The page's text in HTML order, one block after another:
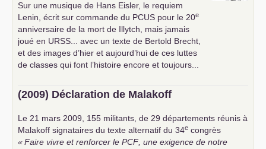
Sur une musique de Hans Eisler, le requiem
Lenin, écrit sur commande du PCUS pour le 20e
anniversaire de la mort de Illytch, mais jamais
joué en URSS ... avec un texte de Bertold Brecht,
et des images d’hier et aujourd’hui de ces luttes
de classes qui font l’histoire encore et toujours...
(2009) Déclaration de Malakoff
Le 21 mars 2009, 155 militants, de 29 départements réunis à
Malakoff signataires du texte alternatif du 34e congrès
«Faire vivre et renforcer le PCF , une exigence de notre